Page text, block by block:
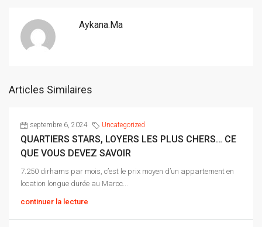
Aykana.ma
Articles Similaires
septembre 6, 2024 Uncategorized
QUARTIERS STARS, LOYERS LES PLUS CHERS… CE
QUE VOUS DEVEZ SAVOIR
7.250 dirhams par mois, c’est le prix moyen d’un appartement en
location longue durée au Maroc...
continuer la lecture